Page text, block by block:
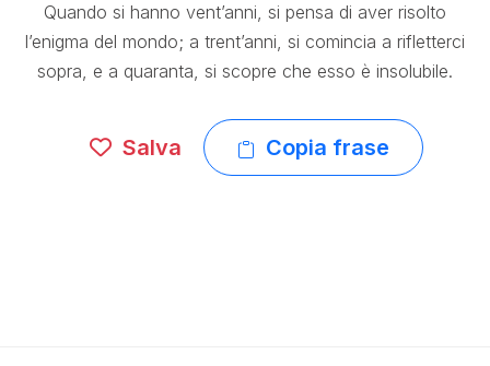
Quando si hanno vent’anni, si pensa di aver risolto
l’enigma del mondo; a trent’anni, si comincia a rifletterci
sopra, e a quaranta, si scopre che esso è insolubile.
Salva Copia frase